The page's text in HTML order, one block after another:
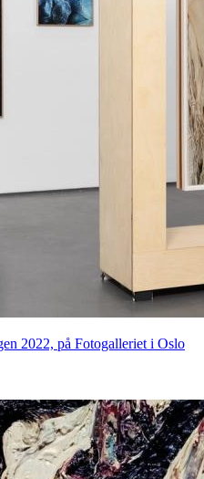
2022, på Fotogalleriet i Oslo